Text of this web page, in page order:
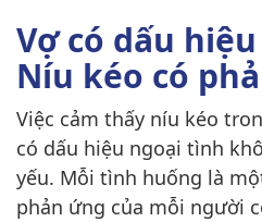
Vợ có dấu
Níu kéo có
Việc cảm thấy níu kéo
có dấu hiệu ngoại tình
yếu. Mỗi tình huống là
phản ứng của mỗi người